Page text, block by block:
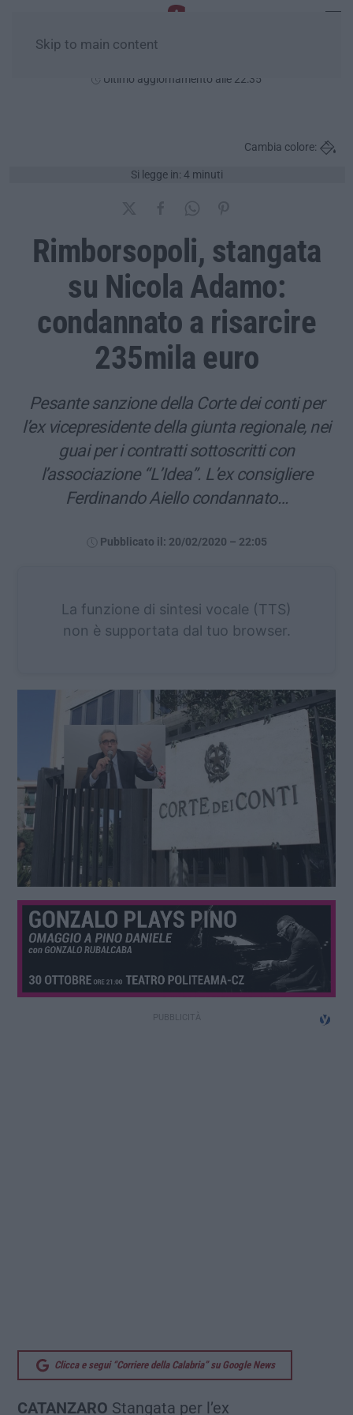
Skip to main content
Ultimo aggiornamento alle 22:35
Si legge in: 4 minuti
Cambia colore:
Rimborsopoli, stangata
su Nicola Adamo:
condannato a risarcire
235mila euro
Pesante sanzione della Corte dei conti per
l’ex vicepresidente della giunta regionale, nei
guai per i contratti sottoscritti con
l’associazione “L’Idea”. L’ex consigliere
Ferdinando Aiello condannato…
Pubblicato il: 20/02/2020 – 22:05
La funzione di sintesi vocale (TTS)
non è supportata dal tuo browser.
Clicca e segui “Corriere della Calabria” su Google News
CATANZARO Stangata per l’ex